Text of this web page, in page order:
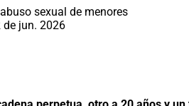
de jun. 2026